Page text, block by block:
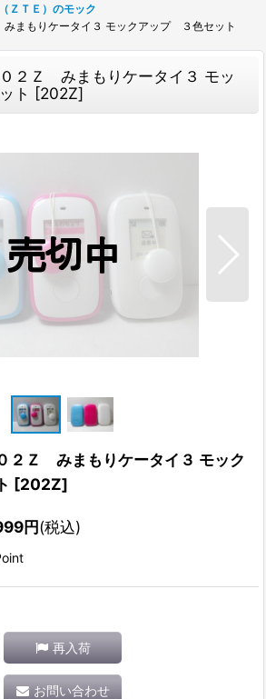
ＺＴＥ）のモック
まもりケータイ３ モックアップ ３色セット
２Ｚ みまもりケータイ３ モッ
ト [202Z]
２Ｚ みまもりケータイ３ モック
[202Z]
円(税込)
再入荷
お問い合わせ